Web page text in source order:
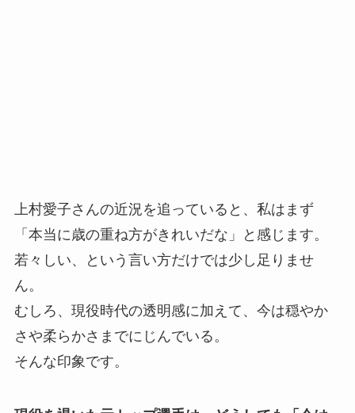
上村愛子さんの近況を追っていると、私はまず
「本当に歳の重ね方がきれいだな」と感じます。
若々しい、という言い方だけでは少し足りませ
ん。
むしろ、現役時代の透明感に加えて、今は穏やか
さや柔らかさまでにじんでいる。
そんな印象です。